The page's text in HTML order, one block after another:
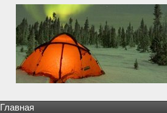
Главная